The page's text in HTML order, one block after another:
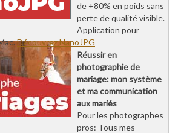
de +80% en poids sans
perte de qualité visible.
Application pour
Découvrez NanoJPG
Réussir en
photographie de
mariage: mon système
et ma communication
aux mariés
Pour les photographes
pros: Tous mes